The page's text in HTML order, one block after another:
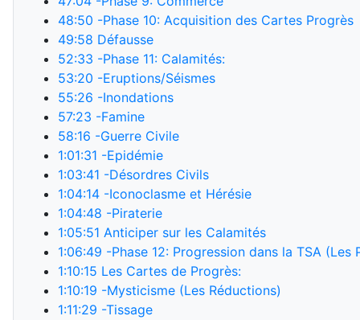
48:50 -Phase 10: Acquisition des Cartes Progrès
49:58 Défausse
52:33 -Phase 11: Calamités:
53:20 -Eruptions/Séismes
55:26 -Inondations
57:23 -Famine
58:16 -Guerre Civile
1:01:31 -Epidémie
1:03:41 -Désordres Civils
1:04:14 -Iconoclasme et Hérésie
1:04:48 -Piraterie
1:05:51 Anticiper sur les Calamités
1:06:49 -Phase 12: Progression dans la TSA (Les
1:10:15 Les Cartes de Progrès:
1:10:19 -Mysticisme (Les Réductions)
1:11:29 -Tissage